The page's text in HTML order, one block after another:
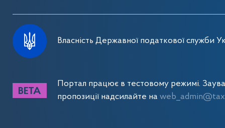
Власність Державної податкової служби
Портал працює в тестовому режимі.
пропозиції надсилайте на